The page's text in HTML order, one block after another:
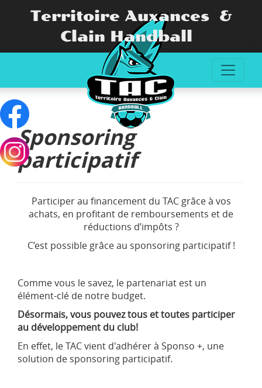
Territoire Auxances &
Clain Handball
Sponsoring
participatif
Participer au financement du TAC grâce à vos
achats, en profitant de remboursements et de
réductions d’impôts ?
C’est possible grâce au sponsoring participatif !
Comme vous le savez, le partenariat est un
élément-clé de notre budget.
Désormais, vous pouvez tous et toutes participer
au développement du club!
En effet, le TAC vient d'adhérer à Sponso +, une
solution de sponsoring participatif.